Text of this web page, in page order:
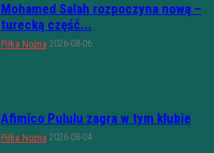
Mohamed Salah rozpoczyna nową –
turecką część...
Piłka Nożna 2026-08-06
Afimico Pululu zagra w tym klubie
Piłka Nożna 2026-08-04